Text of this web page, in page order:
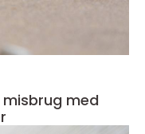
med